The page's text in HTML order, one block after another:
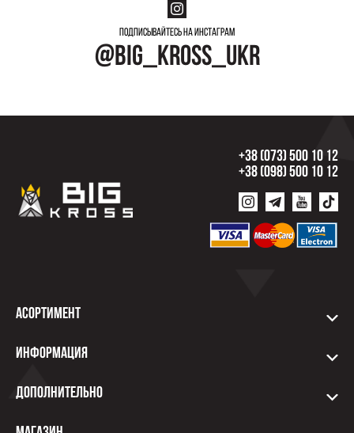
Подписывайтесь на инстаграм
@big_kross_ukr
+38 (073) 500 10 12
+38 (098) 500 10 12
Асортимент
Информация
Дополнительно